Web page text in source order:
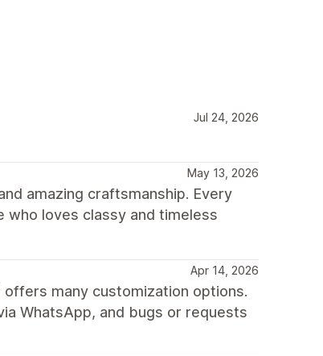
Jul 24, 2026
May 13, 2026
amazing craftsmanship. Every
who loves classy and timeless
Apr 14, 2026
offers many customization options.
WhatsApp, and bugs or requests